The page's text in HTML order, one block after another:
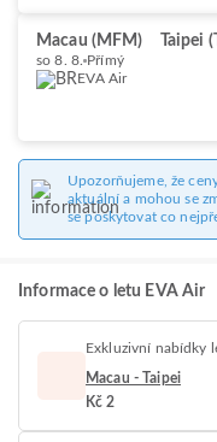
Macau (MFM) Taipei
so 8. 8. Přímý
EVA Air
Upozorňujeme, že
aktuální a mohou se
se poskytovat co
Informace o letu EVA Air
Exkluzivní nabídky
Macau - Taipei
Kč 2